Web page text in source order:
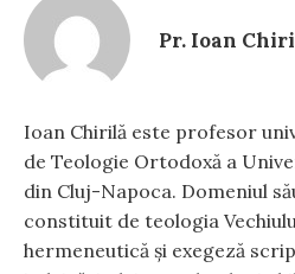
Pr. Ioan
Ioan Chirilă este profesor
de Teologie Ortodoxă a
din Cluj-Napoca. Domeniul
constituit de teologia
hermeneutică și exegeză